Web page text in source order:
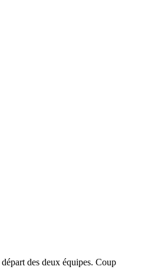
des deux équipes. Coup